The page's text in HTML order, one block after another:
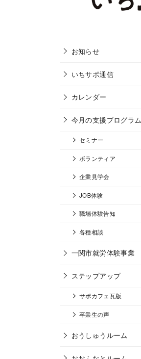
お知らせ
いちサポ通信
カレンダー
今月の支援プログラム
セミナー
ボランティア
企業見学会
JOB体験
職場体験告知
各種相談
一関市就労体験事業
ステップアップ
サポカフェ瓦版
卒業生の声
おうしゅうルーム